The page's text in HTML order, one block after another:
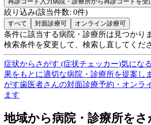
絞り込み(該当件数: 0件)
すべて 対面診療可 オンライン診療可
条件に該当する病院・診療所は見つかり
検索条件を変更して、検索し直してくだ
症状からさがす (症状チェッカー)気にな
果をもとに適切な病院・診療所を提案し
がす歯医者さんの対面診療予約・オンラ
ます
地域から病院・診療所をさ